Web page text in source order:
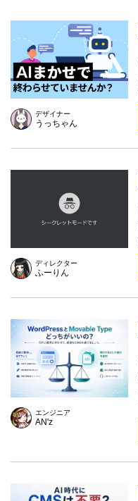
デザイナー
うっちゃん
ディレクター
ふーりん
エンジニア
AN'z